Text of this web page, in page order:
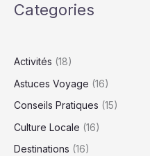
Categories
Activités (18)
Astuces Voyage (16)
Conseils Pratiques (15)
Culture Locale (16)
Destinations (16)